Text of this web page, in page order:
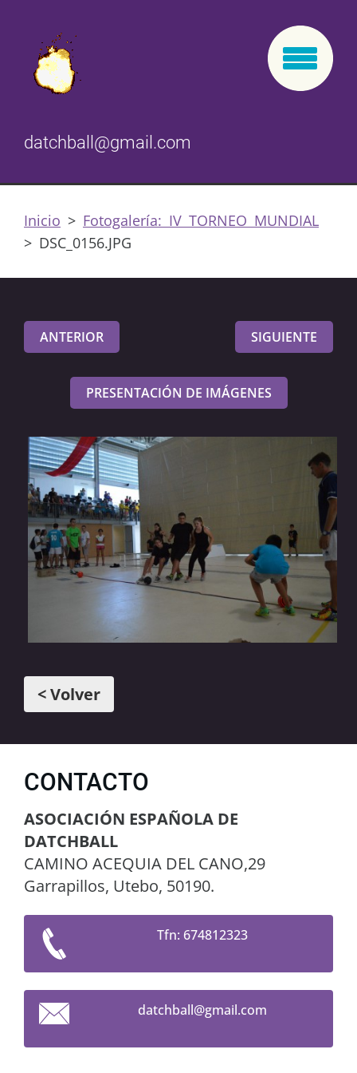
datchball@gmail.com
Inicio > Fotogalería: IV TORNEO MUNDIAL
> DSC_0156.JPG
ANTERIOR SIGUIENTE
PRESENTACIÓN DE IMÁGENES
< Volver
CONTACTO
ASOCIACIÓN ESPAÑOLA DE
DATCHBALL
CAMINO ACEQUIA DEL CANO,29
Garrapillos, Utebo, 50190.
Tfn: 674812323
datchball@gmail.com